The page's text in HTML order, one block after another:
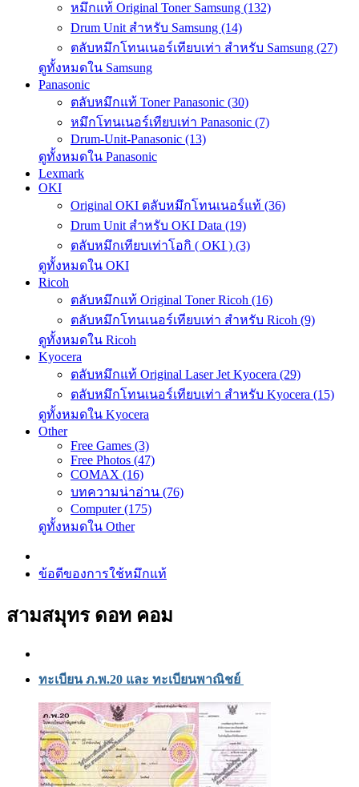
หมึกแท้ Original Toner Samsung (132)
Drum Unit สำหรับ Samsung (14)
ตลับหมึกโทนเนอร์เทียบเท่า สำหรับ Samsung (27)
ดูทั้งหมดใน Samsung
Panasonic
ตลับหมึกแท้ Toner Panasonic (30)
หมึกโทนเนอร์เทียบเท่า Panasonic (7)
Drum-Unit-Panasonic (13)
ดูทั้งหมดใน Panasonic
Lexmark
OKI
Original OKI ตลับหมึกโทนเนอร์แท้ (36)
Drum Unit สำหรับ OKI Data (19)
ตลับหมึกเทียบเท่าโอกิ ( OKI ) (3)
ดูทั้งหมดใน OKI
Ricoh
ตลับหมึกแท้ Original Toner Ricoh (16)
ตลับหมึกโทนเนอร์เทียบเท่า สำหรับ Ricoh (9)
ดูทั้งหมดใน Ricoh
Kyocera
ตลับหมึกแท้ Original Laser Jet Kyocera (29)
ตลับหมึกโทนเนอร์เทียบเท่า สำหรับ Kyocera (15)
ดูทั้งหมดใน Kyocera
Other
Free Games (3)
Free Photos (47)
COMAX (16)
บทความน่าอ่าน (76)
Computer (175)
ดูทั้งหมดใน Other
ข้อดีของการใช้หมึกแท้
สามสมุทร ดอท คอม
ทะเบียน ภ.พ.20 และ ทะเบียนพาณิชย์